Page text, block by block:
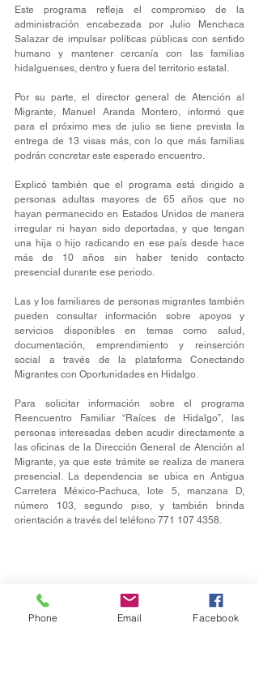
Este programa refleja el compromiso de la
administración encabezada por Julio Menchaca
Salazar de impulsar políticas públicas con sentido
humano y mantener cercanía con las familias
hidalguenses, dentro y fuera del territorio estatal.
Por su parte, el director general de Atención al
Migrante, Manuel Aranda Montero, informó que
para el próximo mes de julio se tiene prevista la
entrega de 13 visas más, con lo que más familias
podrán concretar este esperado encuentro.
Explicó también que el programa está dirigido a
personas adultas mayores de 65 años que no
hayan permanecido en Estados Unidos de manera
irregular ni hayan sido deportadas, y que tengan
una hija o hijo radicando en ese país desde hace
más de 10 años sin haber tenido contacto
presencial durante ese periodo.
Las y los familiares de personas migrantes también
pueden consultar información sobre apoyos y
servicios disponibles en temas como salud,
documentación, emprendimiento y reinserción
social a través de la plataforma Conectando
Migrantes con Oportunidades en Hidalgo.
Para solicitar información sobre el programa
Reencuentro Familiar “Raíces de Hidalgo”, las
personas interesadas deben acudir directamente a
las oficinas de la Dirección General de Atención al
Migrante, ya que este trámite se realiza de manera
presencial. La dependencia se ubica en Antigua
Carretera México-Pachuca, lote 5, manzana D,
número 103, segundo piso, y también brinda
orientación a través del teléfono 771 107 4358.
Phone Email Facebook